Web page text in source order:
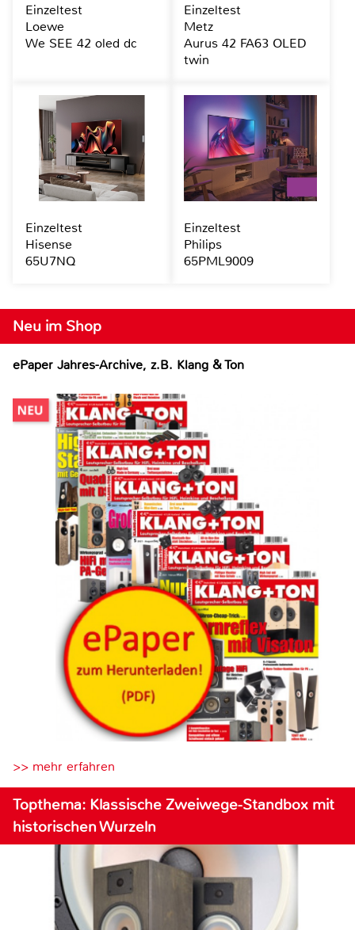
Neu im Shop
ePaper Jahres-Archive, z.B. Klang & Ton
>> mehr erfahren
Topthema: Klassische Zweiwege-Standbox mit
historischen Wurzeln
Einzeltest
Loewe
We SEE 42 oled dc
Einzeltest
Metz
Aurus 42 FA63 OLED
twin
Einzeltest
Hisense
65U7NQ
Einzeltest
Philips
65PML9009